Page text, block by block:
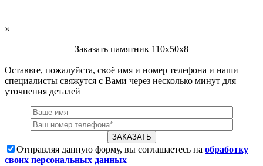
×
Заказать памятник 110х50х8
Оставьте, пожалуйста, своё имя и номер телефона и наши
специалисты свяжутся с Вами через несколько минут для
уточнения деталей
Отправляя данную форму, вы соглашаетесь на обработку
своих персональных данных